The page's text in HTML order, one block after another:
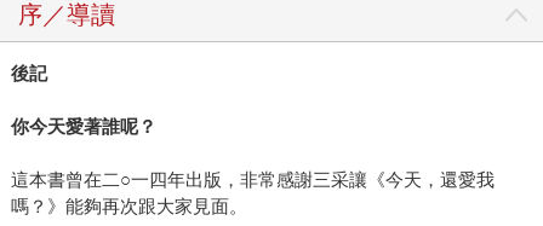
序／導讀
後記
你今天愛著誰呢？
這本書曾在二○一四年出版，非常感謝三采讓《今天，還愛我
嗎？》能夠再次跟大家見面。